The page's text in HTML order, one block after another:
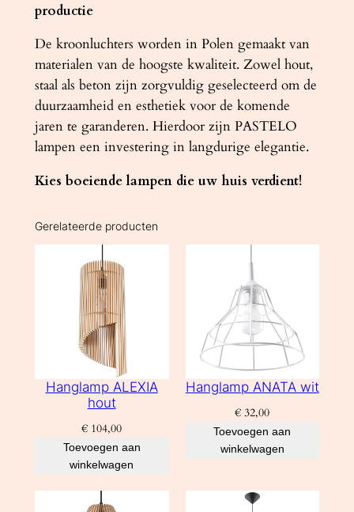
productie
De kroonluchters worden in Polen gemaakt van
materialen van de hoogste kwaliteit. Zowel hout,
staal als beton zijn zorgvuldig geselecteerd om de
duurzaamheid en esthetiek voor de komende
jaren te garanderen. Hierdoor zijn PASTELO
lampen een investering in langdurige elegantie.
Kies boeiende lampen die uw huis verdient!
Gerelateerde producten
Hanglamp ALEXIA
hout
€ 104,00
Toevoegen aan
winkelwagen
Hanglamp ANATA wit
€ 32,00
Toevoegen aan
winkelwagen